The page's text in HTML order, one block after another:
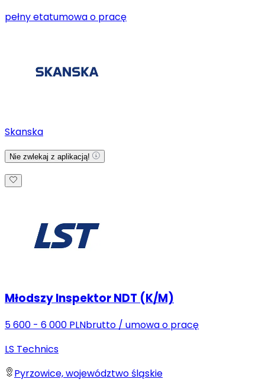
pełny etatumowa o pracę
Skanska
Nie zwlekaj z aplikacją!
Młodszy Inspektor NDT (K/M)
5 600 - 6 000 PLNbrutto / umowa o pracę
LS Technics
Pyrzowice, województwo śląskie